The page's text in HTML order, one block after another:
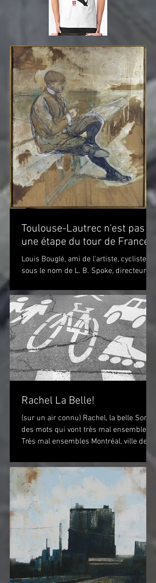
Toulouse-Lautrec n'est pas
une étape du tour de France!
Louis Bouglé, ami de l'artiste, cycliste
sous le nom de L. B. Spoke, directeur de
Lautrec 1898 (huile...
Rachel La Belle!
(sur un air connu) Rachel, la belle Sont
des mots qui vont très mal ensembles
Très mal ensembles Montréal, ville de